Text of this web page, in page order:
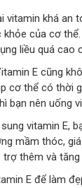
vitamin khá an
của cơ
liều quá cao
E cũng
cơ thể có thời
bạn nên uống
vitamin E,
mầm thóc,
thêm và
E để làm